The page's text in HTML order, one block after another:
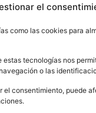
el
como las cookies para
estas tecnologías nos
o las
el consentimiento, puede